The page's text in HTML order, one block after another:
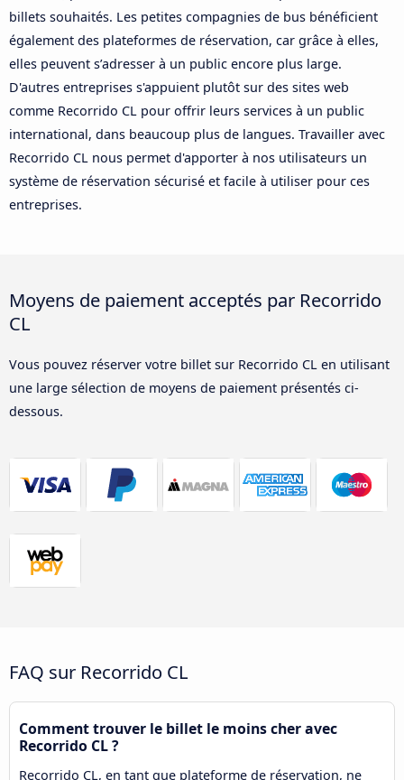
billets souhaités. Les petites compagnies de bus bénéficient
également des plateformes de réservation, car grâce à elles,
elles peuvent s’adresser à un public encore plus large.
D'autres entreprises s'appuient plutôt sur des sites web
comme Recorrido CL pour offrir leurs services à un public
international, dans beaucoup plus de langues. Travailler avec
Recorrido CL nous permet d'apporter à nos utilisateurs un
système de réservation sécurisé et facile à utiliser pour ces
entreprises.
Moyens de paiement acceptés par Recorrido
CL
Vous pouvez réserver votre billet sur Recorrido CL en utilisant
une large sélection de moyens de paiement présentés ci-
dessous.
FAQ sur Recorrido CL
Comment trouver le billet le moins cher avec
Recorrido CL ?
Recorrido CL, en tant que plateforme de réservation, ne